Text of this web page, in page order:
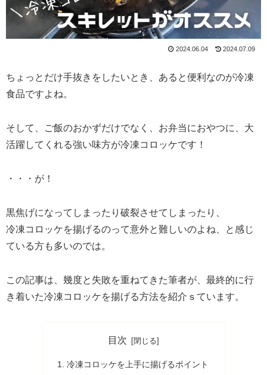
2024.06.04 2024.07.09
ちょっとだけ手抜きをしたいとき、あると便利なのが冷凍
食品ですよね。
そして、ご飯のおかずだけでなく、お弁当におやつに、大
活躍してくれる強い味方が冷凍コロッケです！
・・・が！
黒焦げになってしまったり破裂させてしまったり、
冷凍コロッケを揚げるのって意外と難しいのよね、と感じ
ている方も多いのでは。
この記事は、幾度と失敗を重ねてきた筆者が、最終的に行
き着いた冷凍コロッケを揚げる方法を紹介ｓています。
目次
冷凍コロッケを上手に揚げるポイント